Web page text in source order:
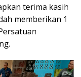
terima kasih
memberikan 1